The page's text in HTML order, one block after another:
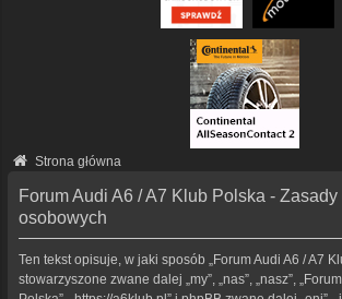
Strona główna
Forum Audi A6 / A7 Klub Polska -
osobowych
Ten tekst opisuje, w jaki sposób „Forum Audi A6 / A7
stowarzyszone zwane dalej „my”, „nas”, „nasz”,